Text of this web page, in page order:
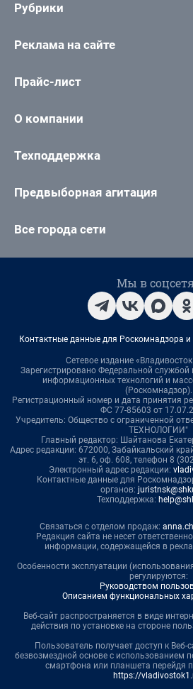
Рубрики
Реклама на сайте
Прайс-лист
О компании
Техподдержка
Предвыборная агитация
Все города сети
Мы в
Контактные данные для Роскомнадзора и
Сетевое издание
Зарегистрировано Федеральной службой
информационных технологий и
(Роскомнадзор).
Регистрационный номер и дата принятия
ФС 77-85603 от
Учредитель: Общество с ограниченной
ТЕХНОЛОГИИ"
Главный редактор: Шайтанова
Адрес редакции: 672000, Забайкальский
эт. 6, оф. 608, телефон 8
Электронный адрес редакции:
Контактные данные для
органов:
Техподдержка:
Связаться с отделом продаж:
Редакция сайта не несет
информации, содержащейся в
Особенности эксплуатации
регулируются:
Руководством
Описанием функциональных
Веб-сайт распространяется в виде
действия по установке на стороне
Пользователь получает доступ к Веб-
безвозмездной основе с использованием
смартфона или планшета перейдя
https://